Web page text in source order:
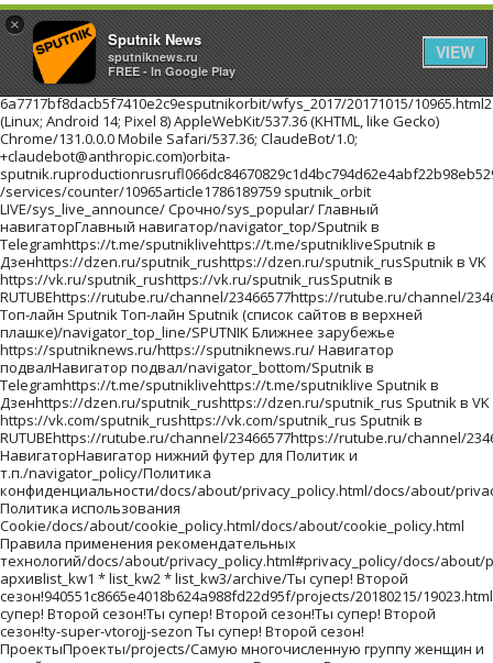
6a7717bf8dacb5f7410e2c9esputnikorbit/wfys_2017/20171015/10965.html216.73.216.50Mozilla/5.0 (Linux; Android 14; Pixel 8) AppleWebKit/537.36 (KHTML, like Gecko) Chrome/131.0.0.0 Mobile Safari/537.36; ClaudeBot/1.0; +claudebot@anthropic.com)orbita-sputnik.ruproductionrusrufl066dc84670829c1d4bc794d62e4abf22b98eb529f3d36f32201710151//images/https://id.sputniknews.com/images/orbit/110001000030000https://cm.sputniknews.com/chatf4uoHwgT3L1productionhttps://sputniknews.ru.sputniknews.ru4419376 /services/counter/10965article1786189759 sputnik_orbit LIVE/sys_live_announce/ Срочно/sys_popular/ Главный навигаторГлавный навигатор/navigator_top/Sputnik в Telegramhttps://t.me/sputniklivehttps://t.me/sputnikliveSputnik в Дзенhttps://dzen.ru/sputnik_rushttps://dzen.ru/sputnik_rusSputnik в VK https://vk.ru/sputnik_rushttps://vk.ru/sputnik_rusSputnik в RUTUBEhttps://rutube.ru/channel/23466577https://rutube.ru/channel/23466577 Топ-лайн Sputnik Топ-лайн Sputnik (список сайтов в верхней плашке)/navigator_top_line/SPUTNIK Ближнее зарубежье https://sputniknews.ru/https://sputniknews.ru/ Навигатор подвалНавигатор подвал/navigator_bottom/Sputnik в Telegramhttps://t.me/sputniklivehttps://t.me/sputniklive Sputnik в Дзенhttps://dzen.ru/sputnik_rushttps://dzen.ru/sputnik_rus Sputnik в VK https://vk.com/sputnik_rushttps://vk.com/sputnik_rus Sputnik в RUTUBEhttps://rutube.ru/channel/23466577https://rutube.ru/channel/23466577 НавигаторНавигатор нижний футер для Политик и т.п./navigator_policy/Политика конфиденциальности/docs/about/privacy_policy.html/docs/about/privacy_policy.html Политика использования Cookie/docs/about/cookie_policy.html/docs/about/cookie_policy.html Правила применения рекомендательных технологий/docs/about/privacy_policy.html#privacy_policy/docs/about/privacy_policy.html#privacy_policy архивlist_kw1 * list_kw2 * list_kw3/archive/Ты супер! Второй сезон!940551c8665e4018b624a988fd22d95f/projects/20180215/19023.htmlТы супер! Второй сезон!Ты супер! Второй сезон!Ты супер! Второй сезон!ty-super-vtorojj-sezon Ты супер! Второй сезон! ПроектыПроекты/projects/Самую многочисленную группу женщин и детей, спасенных из горячих точек Ближнего Востока, доставят в субботу в Грозный спецрейсом из сирийского Хмеймима, сообщила РИА Новости в пятницу член СПЧ при главе Чечни Хеда Саратова.a7aafa959366b1536e13dc09b87a052e/wfys_2017/20171020/18042.htmlПервый рейс из Сирии доставит в Грозный группу спасенных женщин и детейСамую многочисленную группу женщин и детей, спасенных из горячих точек Ближнего Востока, доставят в субботу в Грозный спецрейсом из сирийского Хмеймима, сообщила РИА Новости в пятницу член СПЧ при главе Чечни Хеда Саратова.pervyjj-rejjs-iz-sirii-dostavit-v-groznyjj-gruppu-spasennykh-zhenshhin-i-detejj WFYS-2017WFYS-2017/wfys_2017/Мужчина с ножом напал на посетителей торгового центра на юго-востоке Польши, сообщает радиостанция RFM FM. Один человек погиб, еще восемь получили ранения.2b27cdb07bc2eb7a71c2b953f1777c13/wfys_2017/20171020/18035.htmlВ Польше мужчина с ножом напал на посетителей торгового центраМужчина с ножом напал на посетителей торгового центра на юго-востоке Польши, сообщает радиостанция RFM FM. Один человек погиб, еще восемь получили ранения.v-polshe-muzhchina-s-nozhom-napal-na-posetitelejj-torgovogo-centra WFYS-2017WFYS-2017/wfys_2017/Около тысячи гостей приглашены на премьеру "Матильды" в Петербурге, которая состоится 23 октября в Мариинском театре, сообщил РИА Новости представитель организатора кинопоказа.e207a4eb8e2cc1ed90f6dace8bc7f266/wfys_2017/20171020/18029.htmlНа премьеру "Матильды" в Петербурге приглашены около тысячи гостейОколо тысячи гостей приглашены на премьеру "Матильды" в Петербурге, которая состоится 23 октября в Мариинском театре, сообщил РИА Новости представитель организатора кинопоказа.na-premeru-matildy-v-peterburge-priglasheny-okolo-tysjachi-gostejj WFYS-2017WFYS-2017/wfys_2017/Правительство Испании на заседании в предстоящую субботу намерено применить статью 155 Конституции страны, предполагающую возможность приостановки автономного статуса Каталонии, заявил испанский премьер Мариано Рахой на пресс-конференции в Брюсселе.67e8a19faa971a455b368320404caeaf/wfys_2017/20171020/18024.htmlМадрид в субботу применит статью Конституции, лишающую Каталонию автономииПравительство Испании на заседании в предстоящую субботу намерено применить статью 155 Конституции страны, предполагающую возможность приостановки автономного статуса Каталонии, заявил испанский премьер Мариано Рахой на пресс-конференции в Брюсселе.madrid-v-subbotu-primenit-statju-konstitucii-lishajushhuju-kataloniju-avtonomii WFYS-2017WFYS-2017/wfys_2017/ архивlist_kw1 * list_kw2 * list_kw3/archive/ Инфографика/sys_infographics/b059c3cfb8f6f2a2bded5da6f13eaae2/20210401/obrazovanie-lidery-strany-byvshee-ussr-1033117848.htmlОбразование лидеров стран бывшего СССРОпыт президента далеко не исчерпывается его образованием, но все же это важный фактор становления личности. Где учились лидеры стран бывшего СССР - в инфографикеobrazovanie-liderov-stran-byvshego-sssrobrazovanie-lidery-strany-byvshee-ussr0/20210401/obrazovanie-lidery-strany-byvshee-ussr-1033117848.htmlИнфографикаНовости и события Таджикистана в формате инфографика/infographics/truetruetrueИнфографикаСмотрите инфографики об актуальных событиях в России, Таджикистане и мире на сайте Sputnik ТаджикистанИнфографикаГде учились лидеры стран бывшего СССРГде учились лидеры стран бывшего СССРИнфографика1034271979sputnik_infographicsSputnik/c79d9d/07e5/04/01/1033116733.png099801497/07e5/04/01/1033116733.png09984631212/07e5/04/01/1033116733.png099810701236/07e5/04/01/1033116733.png09989871320/07e5/04/01/1033116733.png09989041403/07e5/04/01/1033116733.png09988211486/07e5/04/01/1033116733.png09989541353/07e5/04/01/1033116733.png09988731434/07e5/04/01/1033116733.png09986541652/07e5/04/01/1033116733.png099802307/07e5/04/01/1033116733.png/07e5/04/01/1033116733.png/07e5/04/01/1033116733.png/07e5/04/01/1033116733.png0998362971/07e5/04/01/1033116733.png0998390943/07e5/04/01/1033116733.png0998334999/07e5/04/01/1033116733.png09982941039/07e5/04/01/1033116733.png09983101023/07e5/04/01/1033116733.png09981681166/07e5/04/01/1033116733.png0998344989/07e5/04/01/1033116733.png0998411922/07e5/04/01/1033116733.png099801395/07e5/04/01/1033116733.png09981771156/07e5/04/01/1033116733.png0998384949/07e5/04/01/1033116733.png0998359974/07e5/04/01/1033116733.png09981181215/07e5/04/01/1033116733.png0998353980/07e5/04/01/1033116733.png01000396937/07e5/04/01/1033116733.png09983151018/07e5/04/01/1033116733.png0998358975/07e5/04/01/1033116733.png09982921041/07e5/04/01/1033116733.png09983011032/07e5/04/01/1033116733.png09982511082/07e5/04/01/1033116733.png01036373961/07e5/04/01/1033116733.png09983101023/07e5/04/01/1033116733.png012003291004/07e5/04/01/1033116733.png09981681166/07e5/04/01/1033116733.png0998401932/07e5/04/01/1033116733.png01000447887/07e5/04/01/1033116733.png0998386947 Видеоhttps://tj.sputniknews.ru/video/https://tj.sputniknews.ru/video/ Фотоленты/sys_photo/abee0543fb5a22545ed4f47ad4daab24/20210405/foto-katoliki-easter-2021-1033135838.htmlПасха в маске: католики со всего мира отметили христианский праздник - фотоПоследователи Евангелическо-лютеранской и
×
Sputnik News
sputniknews.ru
FREE - In Google Play
VIEW